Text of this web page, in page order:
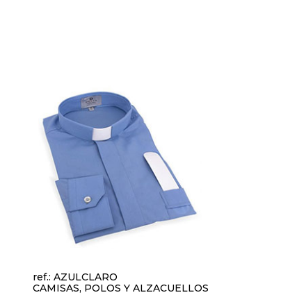
ref.: AZULCLARO
CAMISAS, POLOS Y ALZACUELLOS